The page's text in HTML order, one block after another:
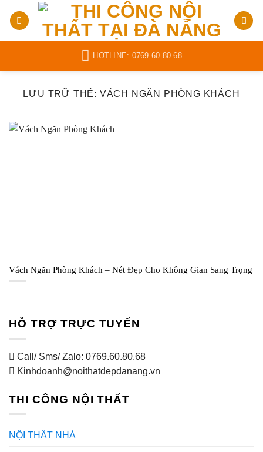
qua
HOTLINE: 0769 60 80 68
LƯU TRỮ THẺ: VÁCH NGĂN PHÒNG KHÁCH
Vách Ngăn Phòng Khách – Nét Đẹp Cho Không Gian Sang Trọng
HỖ TRỢ TRỰC TUYẾN
Call/ Sms/ Zalo: 0769.60.80.68
Kinhdoanh@noithatdepdanang.vn
THI CÔNG NỘI THẤT
NỘI THẤT NHÀ